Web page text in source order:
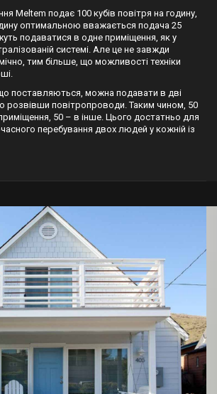
Meltеm подає 100 кубів повітря на годину,
оптимальною вважається подача 25
подаватися в одне приміщення, як у
системі. Але це не завжди
тим більше, що можливості техніки
що поставляються, можна подавати в дві
розвівши повітропроводи. Таким чином, 50
50 – в інше. Цього достатньо для
перебування двох людей у ​​кожній із